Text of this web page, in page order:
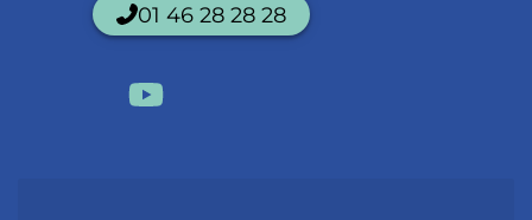
01 46 28 28 28